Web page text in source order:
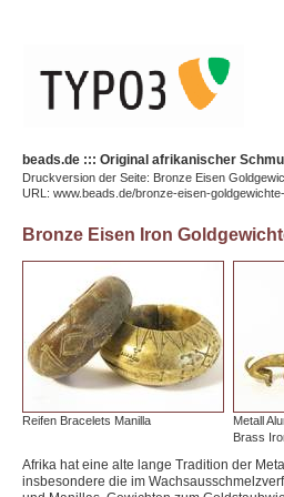
beads.de ::: Original afrikanischer
Druckversion der Seite: Bronze Eisen
URL: www.beads.de/bronze-eisen-
Bronze Eisen Iron
Reifen Bracelets Manilla
Metall
Brass
Afrika hat eine alte lange Tradition der
insbesondere die im